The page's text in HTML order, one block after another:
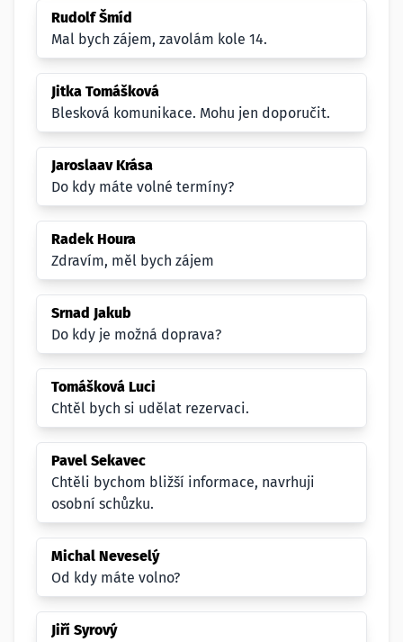
Rudolf Šmíd
Mal bych zájem, zavolám kole 14.
Jitka Tomášková
Blesková komunikace. Mohu jen doporučit.
Jaroslaav Krása
Do kdy máte volné termíny?
Radek Houra
Zdravím, měl bych zájem
Srnad Jakub
Do kdy je možná doprava?
Tomášková Luci
Chtěl bych si udělat rezervaci.
Pavel Sekavec
Chtěli bychom bližší informace, navrhuji
osobní schůzku.
Michal Neveselý
Od kdy máte volno?
Jiří Syrový